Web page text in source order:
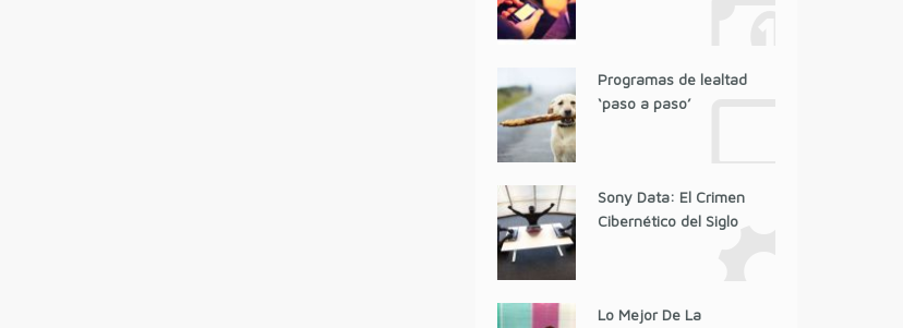
Programas de lealtad
‘paso a paso’
Sony Data: El Crimen
Cibernético del Siglo
Lo Mejor De La